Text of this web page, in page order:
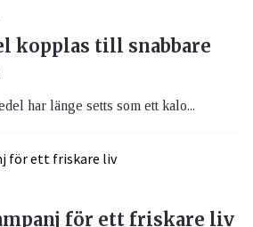
kopplas till snabbare
har länge setts som ett kalo...
för ett friskare liv